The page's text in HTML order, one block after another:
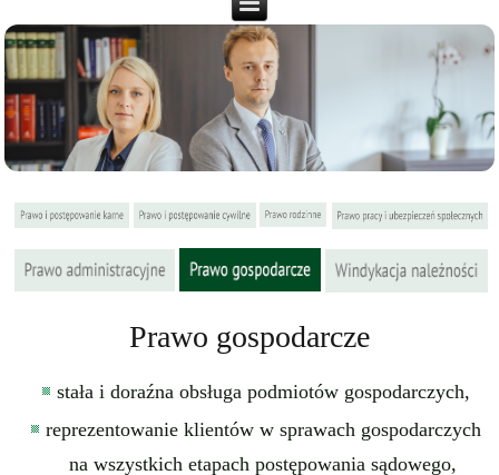
Prawo gospodarcze
stała i doraźna obsługa podmiotów gospodarczych,
reprezentowanie klientów w sprawach gospodarczych
na wszystkich etapach postępowania sądowego,